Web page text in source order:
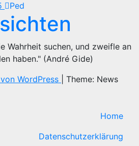
Ped
Wahrheit suchen, und zweifle an
haben." (André Gide)
WordPress
Theme: News
Home
Datenschutzerklärung